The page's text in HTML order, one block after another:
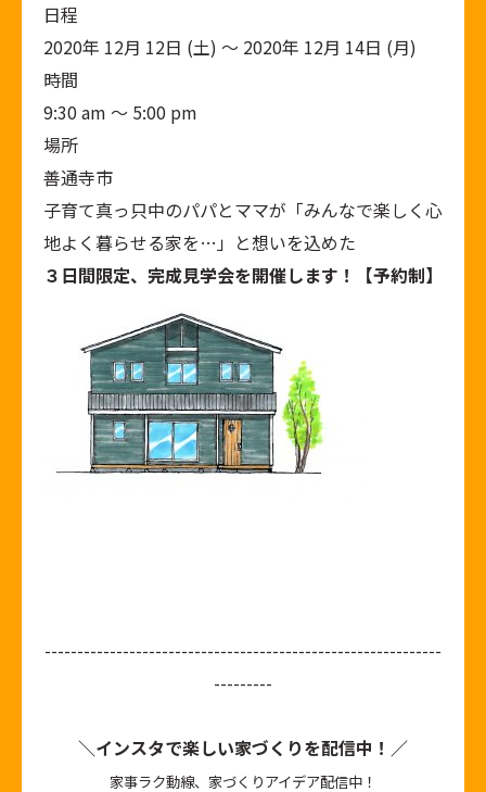
日程
2020年 12月 12日 (土) ～ 2020年 12月 14日 (月)
時間
9:30 am ～ 5:00 pm
場所
善通寺市
子育て真っ只中のパパとママが「みんなで楽しく心
地よく暮らせる家を…」と想いを込めた
３日間限定、完成見学会を開催します！【予約制】
-------------------------------------------------------------
---------
＼インスタで楽しい家づくりを配信中！／
家事ラク動線、家づくりアイデア配信中！